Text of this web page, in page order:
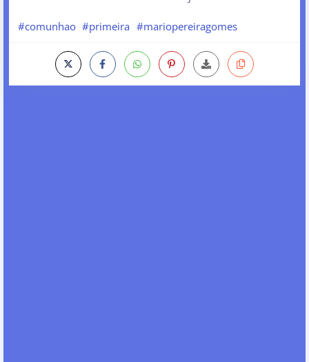
#comunhao #primeira #mariopereiragomes